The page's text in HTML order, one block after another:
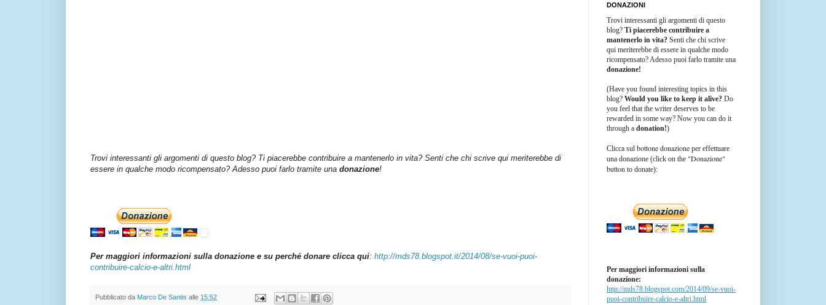
Trovi interessanti gli argomenti di questo blog? Ti piacerebbe contribuire a mantenerlo in vita? Senti che chi scrive qui meriterebbe di
essere in qualche modo ricompensato? Adesso puoi farlo tramite una donazione!
Per maggiori informazioni sulla donazione e su perché donare clicca qui: http://mds78.blogspot.it/2014/08/se-vuoi-puoi-
contribuire-calcio-e-altri.html
Pubblicato da Marco De Santis alle 15:52
DONAZIONI
Trovi interessanti gli argomenti di questo
blog? Ti piacerebbe contribuire a
mantenerlo in vita? Senti che chi scrive
qui meriterebbe di essere in qualche modo
ricompensato? Adesso puoi farlo tramite una
donazione!
(Have you found interesting topics in this
blog? Would you like to keep it alive? Do
you feel that the writer deserves to be
rewarded in some way? Now you can do it
through a donation!)
Clicca sul bottone donazione per effettuare
una donazione (click on the "Donazione"
button to donate):
Per maggiori informazioni sulla
donazione:
http://mds78.blogspot.com/2014/09/se-vuoi-
puoi-contribuire-calcio-e-altri.html